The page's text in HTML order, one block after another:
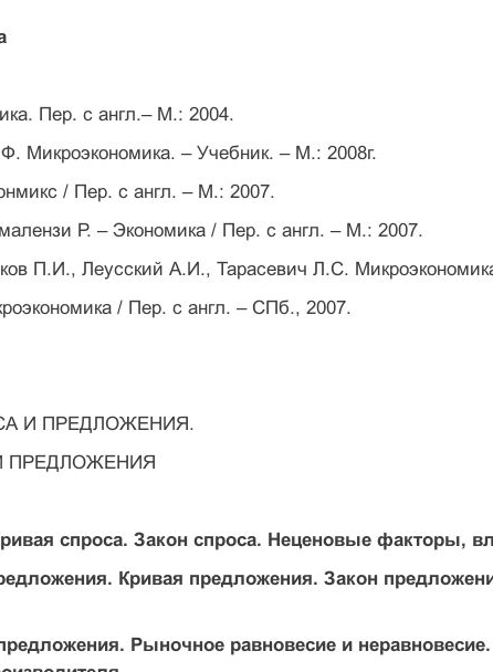
Пер. с англ.– М.: 2004.
Микроэкономика. – Учебник. – М.: 2008г.
/ Пер. с англ. – М.: 2007.
Р. – Экономика / Пер. с англ. – М.: 2007.
П.И., Леусский А.И., Тарасевич Л.С.
/ Пер. с англ. – СПб., 2007.
И ПРЕДЛОЖЕНИЯ.
ПРЕДЛОЖЕНИЯ
спроса. Закон спроса. Неценовые факторы,
Кривая предложения. Закон
Рыночное равновесие и